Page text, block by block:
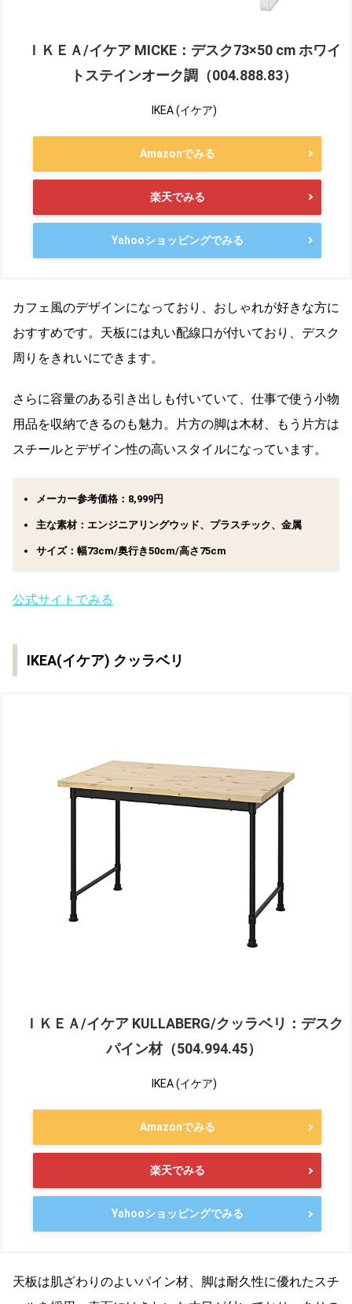
ＩＫＥＡ/イケア MICKE：デスク73×50 cm ホワイ
トステインオーク調（004.888.83）
IKEA (イケア)
Amazonでみる
楽天でみる
Yahooショッピングでみる
カフェ風のデザインになっており、おしゃれが好きな方に
おすすめです。天板には丸い配線口が付いており、デスク
周りをきれいにできます。
さらに容量のある引き出しも付いていて、仕事で使う小物
用品を収納できるのも魅力。片方の脚は木材、もう片方は
スチールとデザイン性の高いスタイルになっています。
メーカー参考価格：8,999円
主な素材：‎エンジニアリングウッド、プラスチック、金属
サイズ：幅73cm/奥行き50cm/高さ75cm
公式サイトでみる
IKEA(イケア) クッラベリ
ＩＫＥＡ/イケア KULLABERG/クッラベリ：デスク
パイン材（504.994.45）
IKEA (イケア)
Amazonでみる
楽天でみる
Yahooショッピングでみる
天板は肌ざわりのよいパイン材、脚は耐久性に優れたスチ